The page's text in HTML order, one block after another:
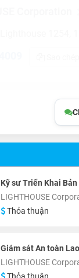
Kỹ sư Triển Khai Bản
LIGHTHOUSE
Thỏa thuận
Giám sát An toàn
LIGHTHOUSE